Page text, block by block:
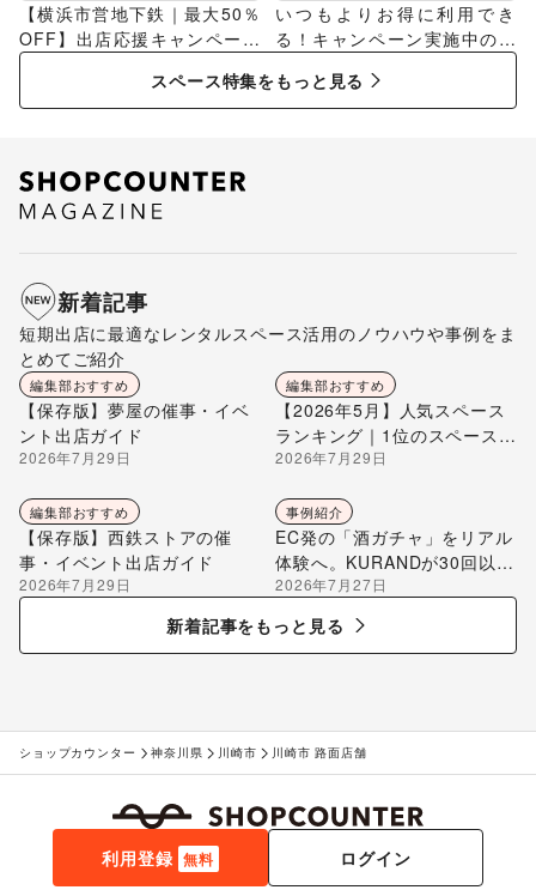
【横浜市営地下鉄｜最大50％
OFF】出店応援キャンペーン
特集
いつもよりお得に利用でき
る！キャンペーン実施中のス
スペース特集をもっと見る
新着記事
短期出店に最適なレンタルスペース活用のノウハウや事例をま
とめてご紹介
編集部おすすめ
【保存版】夢屋の催事・イベ
ント出店ガイド
2026年7月29日
編集部おすすめ
【2026年5月】人気スペース
ランキング｜1位のスペースを
編集部が解説
2026年7月29日
編集部おすすめ
【保存版】西鉄ストアの催
事・イベント出店ガイド
2026年7月29日
事例紹介
EC発の「酒ガチャ」をリアル
体験へ。KURANDが30回以上
のポップアップ出店で届け
る“新しいお酒との出会い”
2026年7月27日
新着記事をもっと見る
ショップカウンター 神奈川県 川崎市 川崎市 路面店舗
利用登録 無料 ログイン